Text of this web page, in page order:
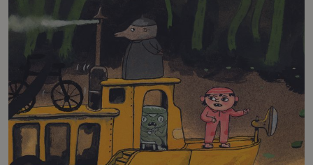
verkligen hur man
armarna.”
Metro”Det här är